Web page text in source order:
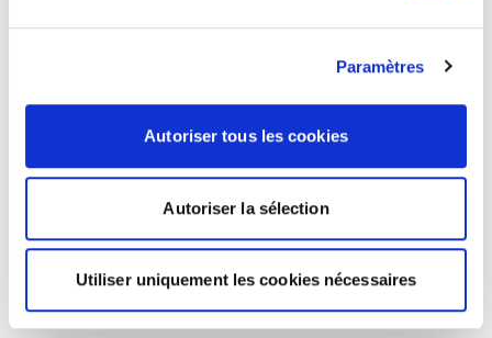
Paramètres
Autoriser tous les cookies
Autoriser la sélection
Utiliser uniquement les cookies nécessaires